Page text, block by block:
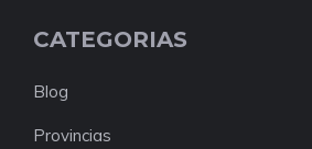
CATEGORIAS
Blog
Provincias